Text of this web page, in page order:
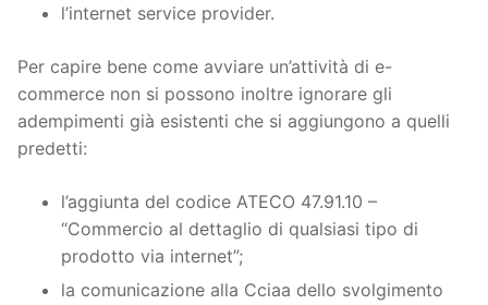
l’internet service provider.
Per capire bene come avviare un’attività di e-
commerce non si possono inoltre ignorare gli
adempimenti già esistenti che si aggiungono a quelli
predetti:
l’aggiunta del codice ATECO 47.91.10 –
“Commercio al dettaglio di qualsiasi tipo di
prodotto via internet”;
la comunicazione alla Cciaa dello svolgimento